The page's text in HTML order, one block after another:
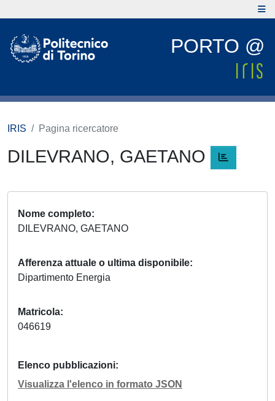
PORTO @
IRIS Pagina ricercatore
DILEVRANO, GAETANO
Nome completo
DILEVRANO, GAETANO
Afferenza attuale o ultima disponibile
Dipartimento Energia
Matricola
046619
Elenco pubblicazioni
Visualizza l'elenco in formato JSON